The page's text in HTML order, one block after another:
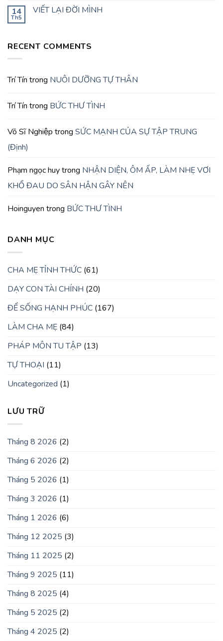
14
Th5
VIẾT LẠI ĐỜI MÌNH
RECENT COMMENTS
Trí Tín trong NUÔI DƯỠNG TỰ THÂN
Trí Tín trong BỨC THƯ TÌNH
Võ Sĩ Nghiệp trong SỨC MẠNH CỦA SỰ TẬP TRUNG
(Định)
Phạm ngọc huytrong NHẬN DIỆN, ÔM ẤP, LÀM NHẸ VƠI
KHỔ ĐAU DO SÂN HẬN GÂY NÊN
Hoinguyen trong BỨC THƯ TÌNH
DANH MỤC
CHA MẸ TỈNH THỨC (61)
DẠY CON TÀI CHÍNH (20)
ĐỂ SỐNG HẠNH PHÚC (167)
LÀM CHA MẸ (84)
PHÁP MÔN TU TẬP (13)
TỰ THOẠI (11)
Uncategorized (1)
LƯU TRỮ
Tháng 8 2026 (2)
Tháng 6 2026 (2)
Tháng 5 2026 (1)
Tháng 3 2026 (1)
Tháng 1 2026 (6)
Tháng 12 2025 (3)
Tháng 11 2025 (2)
Tháng 9 2025 (11)
Tháng 8 2025 (4)
Tháng 5 2025 (2)
Tháng 4 2025 (2)